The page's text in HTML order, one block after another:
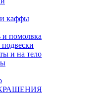
каффы
помолвка
и на тело